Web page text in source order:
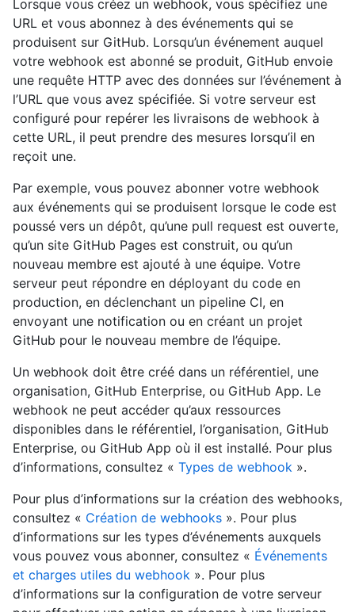
Lorsque vous créez un webhook, vous spécifiez une
URL et vous abonnez à des événements qui se
produisent sur GitHub. Lorsqu’un événement auquel
votre webhook est abonné se produit, GitHub envoie
une requête HTTP avec des données sur l’événement à
l’URL que vous avez spécifiée. Si votre serveur est
configuré pour repérer les livraisons de webhook à
cette URL, il peut prendre des mesures lorsqu’il en
reçoit une.
Par exemple, vous pouvez abonner votre webhook
aux événements qui se produisent lorsque le code est
poussé vers un dépôt, qu’une pull request est ouverte,
qu’un site GitHub Pages est construit, ou qu’un
nouveau membre est ajouté à une équipe. Votre
serveur peut répondre en déployant du code en
production, en déclenchant un pipeline CI, en
envoyant une notification ou en créant un projet
GitHub pour le nouveau membre de l’équipe.
Un webhook doit être créé dans un référentiel, une
organisation, GitHub Enterprise, ou GitHub App. Le
webhook ne peut accéder qu’aux ressources
disponibles dans le référentiel, l’organisation, GitHub
Enterprise, ou GitHub App où il est installé. Pour plus
d’informations, consultez « Types de webhook ».
Pour plus d’informations sur la création des webhooks,
consultez « Création de webhooks ». Pour plus
d’informations sur les types d’événements auxquels
vous pouvez vous abonner, consultez « Événements
et charges utiles du webhook ». Pour plus
d’informations sur la configuration de votre serveur